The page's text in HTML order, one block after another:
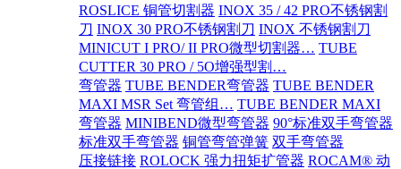
ROSLICE 铜管切割器 INOX 35 / 42 PRO不锈钢割
刀 INOX 30 PRO不锈钢割刀 INOX 不锈钢割刀
MINICUT I PRO/ II PRO微型切割器… TUBE
CUTTER 30 PRO / 5O增强型割…
弯管器 TUBE BENDER弯管器 TUBE BENDER
MAXI MSR Set 弯管组… TUBE BENDER MAXI
弯管器 MINIBEND微型弯管器 90°标准双手弯管器
标准双手弯管器 铜管弯管弹簧 双手弯管器
压接链接 ROLOCK 强力扭矩扩管器 ROCAM® 动